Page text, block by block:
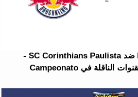
مباراة RB Bragantino ضد SC Corinthians Paulista -
الموعد 2026-08-10 والقنوات الناقلة في Campeonato